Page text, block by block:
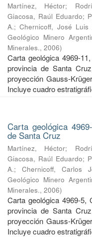
Martínez, Héctor;
Giacosa, Raúl Eduardo;
A.;Chernicoff, José Luis
Geológico Minero
Minerales., 2006)
Carta geológica 4969-
provincia de Santa
proyección Gauss-
Incluye cuadro
Carta geológica
de Santa Cruz
Martínez, Héctor;
Giacosa, Raúl Eduardo;
A.; Chernicoff, Carlos
Geológico Minero
Minerales., 2006)
Carta geológica 4969-5,
provincia de Santa
proyección Gauss-
Incluye cuadro